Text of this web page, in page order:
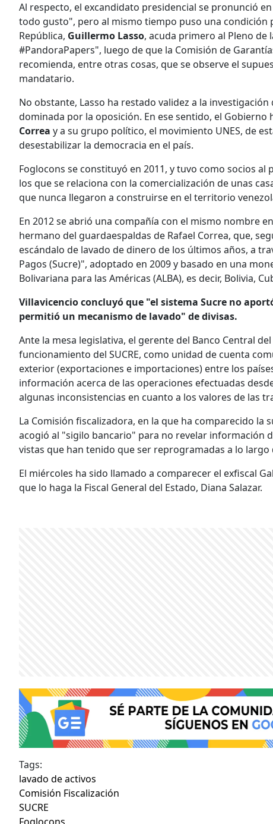
Al respecto, el excandidato presidencial se pronunció
todo gusto", pero al mismo tiempo puso una condición
República, Guillermo Lasso, acuda primero al Pleno de
#PandoraPapers", luego de que la Comisión de
recomienda, entre otras cosas, que se observe el
mandatario.
No obstante, Lasso ha restado validez a la
dominada por la oposición. En ese sentido, el
Correa y a su grupo político, el movimiento UNES, de
desestabilizar la democracia en el país.
Foglocons se constituyó en 2011, y tuvo como socios
los que se relaciona con la comercialización de unas
que nunca llegaron a construirse en el territorio
En 2012 se abrió una compañía con el mismo nombre
hermano del guardaespaldas de Rafael Correa, que,
escándalo de lavado de dinero de los últimos años, a
Pagos (Sucre)", adoptado en 2009 y basado en una
Bolivariana para las Américas (ALBA), es decir, Bolivia,
Villavicencio concluyó que "el sistema Sucre no
permitió un mecanismo de lavado" de divisas.
Ante la mesa legislativa, el gerente del Banco Central
funcionamiento del SUCRE, como unidad de cuenta
exterior (exportaciones e importaciones) entre los
información acerca de las operaciones efectuadas
algunas inconsistencias en cuanto a los valores de las
La Comisión fiscalizadora, en la que ha comparecido
acogió al "sigilo bancario" para no revelar información
vistas que han tenido que ser reprogramadas a lo largo
El miércoles ha sido llamado a comparecer el exfiscal
que lo haga la Fiscal General del Estado, Diana Salazar.
Tags:
lavado de activos
Comisión Fiscalización
SUCRE